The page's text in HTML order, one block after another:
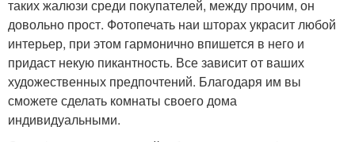
таких жалюзи среди покупателей, между прочим, он
довольно прост. Фотопечать наи шторах украсит любой
интерьер, при этом гармонично впишется в него и
придаст некую пикантность. Все зависит от ваших
художественных предпочтений. Благодаря им вы
сможете сделать комнаты своего дома
индивидуальными.